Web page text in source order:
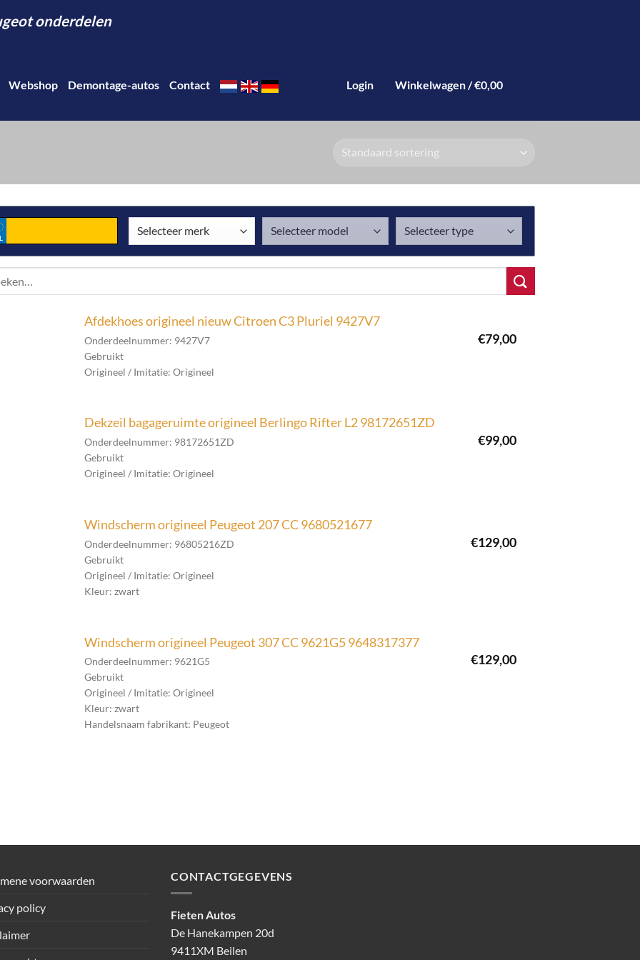
onderdelen
Webshop Demontage-autos Contact Login Winkelwagen /€0,00
Afdekhoes origineel nieuw Citroen C3 Pluriel 9427V7
€79,00
Onderdeelnummer: 9427V7
Gebruikt
Origineel / Imitatie: Origineel
Dekzeil bagageruimte origineel Berlingo Rifter L2 98172651ZD
€99,00
Onderdeelnummer: 98172651ZD
Gebruikt
Origineel / Imitatie: Origineel
Windscherm origineel Peugeot 207 CC 9680521677
€129,00
Onderdeelnummer: 96805216ZD
Gebruikt
Origineel / Imitatie: Origineel
Kleur: zwart
Windscherm origineel Peugeot 307 CC 9621G5 9648317377
€129,00
Onderdeelnummer: 9621G5
Gebruikt
Origineel / Imitatie: Origineel
Kleur: zwart
Handelsnaam fabrikant: Peugeot
voorwaarden
policy
CONTACTGEGEVENS
Fieten Autos
De Hanekampen 20d
9411XM Beilen